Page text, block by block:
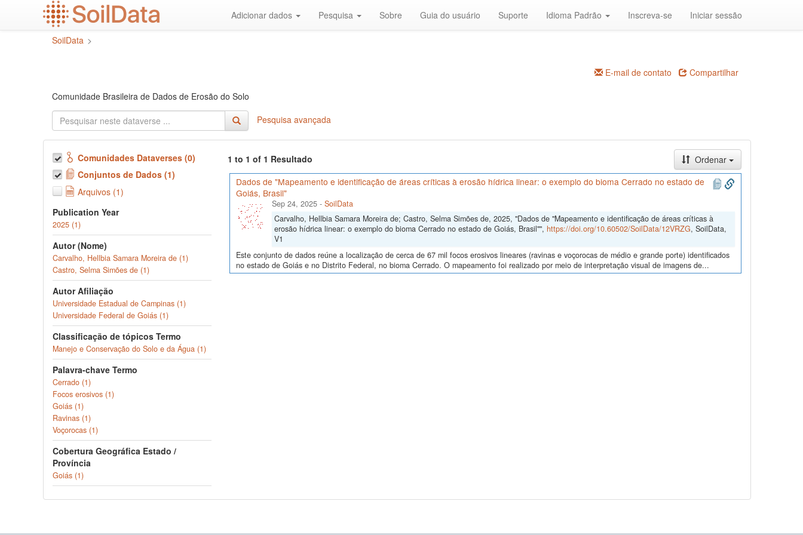
Adicionar dados Pesquisa Sobre Guia do usuário Suporte Idioma Padrão Inscreva-se Iniciar sessão
SoilData >
E-mail de contato
Compartilhar
Comunidade Brasileira de Dados de Erosão do Solo
Pesquisa avançada
Comunidades Dataverses (0)
Conjuntos de Dados (1)
Arquivos (1)
Publication Year
2025 (1)
Autor (Nome)
Carvalho, Hellbia Samara Moreira de (1)
Castro, Selma Simões de (1)
Autor Afiliação
Universidade Estadual de Campinas (1)
Universidade Federal de Goiás (1)
Classificação de tópicos Termo
Manejo e Conservação do Solo e da Água (1)
Palavra-chave Termo
Cerrado (1)
Focos erosivos (1)
Goiás (1)
Ravinas (1)
Voçorocas (1)
Cobertura Geográfica Estado /
Província
Goiás (1)
1 to 1 of 1 Resultado
Ordenar
Dados de "Mapeamento e identificação de áreas críticas à erosão hídrica linear: o exemplo do bioma Cerrado no estado de
Goiás, Brasil"
Sep 24, 2025- SoilData
Carvalho, Hellbia Samara Moreira de; Castro, Selma Simões de, 2025, "Dados de "Mapeamento e identificação de áreas críticas à
erosão hídrica linear: o exemplo do bioma Cerrado no estado de Goiás, Brasil"", https://doi.org/10.60502/SoilData/12VRZG, SoilData,
V1
Este conjunto de dados reúne a localização de cerca de 67 mil focos erosivos lineares (ravinas e voçorocas de médio e grande porte) identificados
no estado de Goiás e no Distrito Federal, no bioma Cerrado. O mapeamento foi realizado por meio de interpretação visual de imagens de...